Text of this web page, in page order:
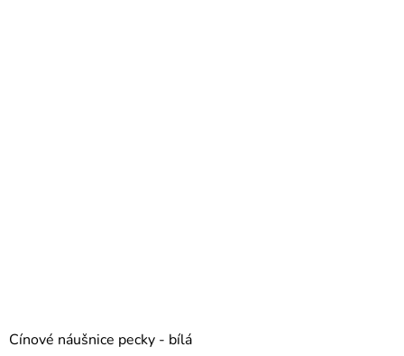
Cínové náušnice pecky - bílá